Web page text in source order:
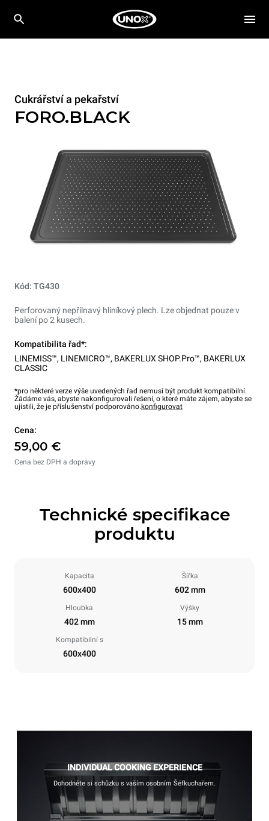
Cukrářství a pekařství
FORO.BLACK
Kód: TG430
Perforovaný nepřilnavý hliníkový plech. Lze objednat pouze v
balení po 2 kusech.
Kompatibilita řad*:
LINEMISS™, LINEMICRO™, BAKERLUX SHOP.Pro™, BAKERLUX
CLASSIC
*pro některé verze výše uvedených řad nemusí být produkt kompatibilní.
Žádáme vás, abyste nakonfigurovali řešení, o které máte zájem, abyste se
ujistili, že je příslušenství podporováno. konfigurovat
Cena:
59,00 €
Cena bez DPH a dopravy
Technické specifikace
produktu
Kapacita
600x400
Šířka
602 mm
Hloubka
402 mm
Výšky
15 mm
Kompatibilní s
600x400
INDIVIDUAL COOKING EXPERIENCE
Dohodněte si schůzku s vaším osobním Šéfkuchařem.